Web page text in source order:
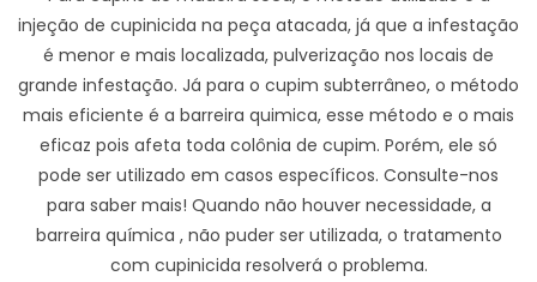
injeção de cupinicida na peça atacada, já que a infestação
é menor e mais localizada, pulverização nos locais de
grande infestação. Já para o cupim subterrâneo, o método
mais eficiente é a barreira quimica, esse método e o mais
eficaz pois afeta toda colônia de cupim. Porém, ele só
pode ser utilizado em casos específicos. Consulte-nos
para saber mais! Quando não houver necessidade, a
barreira química , não puder ser utilizada, o tratamento
com cupinicida resolverá o problema.